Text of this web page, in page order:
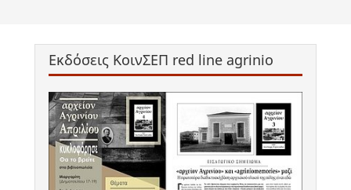
Εκδόσεις ΚοινΣΕΠ red line agrinio